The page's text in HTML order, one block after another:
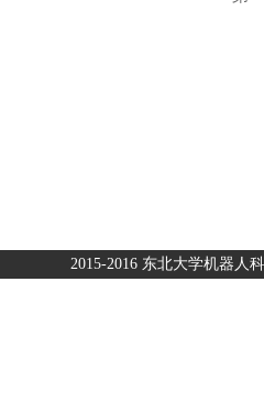
2015-2016 东北大学机器人